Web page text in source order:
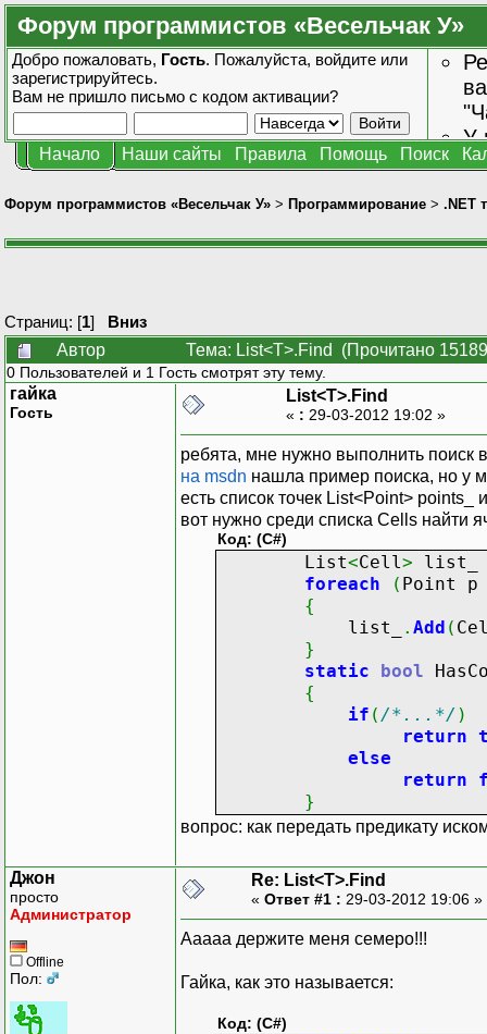
Форум программистов «Весельчак У»
Добро пожаловать, Гость. Пожалуйста, войдите или
зарегистрируйтесь.
Вам не пришло письмо с кодом активации?
У
Начало Наши сайты Правила Помощь Поиск
Форум программистов «Весельчак У» > Программирование > .NET
Страниц: [1] Вниз
Автор
Тема: List<T>.Find (Прочитано
0 Пользователей и 1 Гость смотрят эту тему.
гайка
Гость
List<T>.Find
« : 29-03-2012 19:02 »
ребята, мне нужно выполнить поиск
на msdn нашла пример поиска, но у
есть список точек List<Point>
вот нужно среди списка Cells найти
Код: (C#)
List<Cell >
foreach
( Point
{
list_
. Add (
}
static
bool
{
if ( /*...*/ )
return
else
return
}
вопрос: как передать предикату
Джон
просто
Администратор
Offline
Пол:
Re: List<T>.Find
« Ответ #1 : 29-03-2012 19:06 »
Ааааа держите меня семеро!!!
Гайка, как это называется:
Код: (C#)